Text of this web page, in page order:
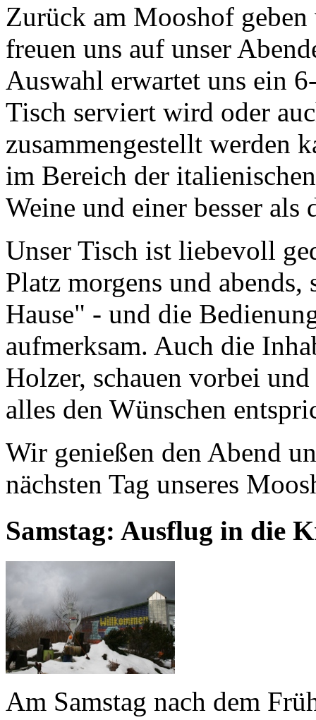
Zurück am Mooshof
freuen uns auf unser
Auswahl erwartet uns ein
Tisch serviert wird oder
zusammengestellt werden
im Bereich der
Weine und einer besser als
Unser Tisch ist liebevoll
Platz morgens und
Hause" - und die
aufmerksam. Auch die
Holzer, schauen vorbei
alles den Wünschen
Wir genießen den Abend
nächsten Tag unseres
Samstag: Ausflug in die
Am Samstag nach dem